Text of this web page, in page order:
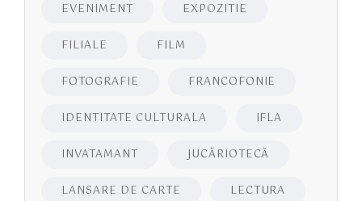
EVENIMENT EXPOZITIE
FILIALE FILM
FOTOGRAFIE FRANCOFONIE
IDENTITATE CULTURALA IFLA
INVATAMANT JUCĂRIOTECĂ
LANSARE DE CARTE LECTURA